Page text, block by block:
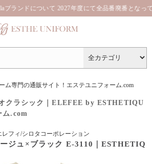
ンドについて 2027年度にて全品番廃番となっており
ム専門の通販サイト！エステユニフォーム.com
クラシック｜ELEFEE by ESTHETIQU
ム.com
レフィ/シロタコーポレーション
ジュ×ブラック E-3110｜ESTHETIQ